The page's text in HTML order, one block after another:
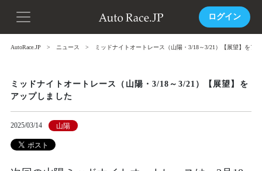
ログイン
AutoRace.JP ニュース ミッドナイトオートレース（山陽・3/18～3/21）【展望】をア
ミッドナイトオートレース（山陽・3/18～3/21）【展望】を
アップしました
2025/03/14 山陽